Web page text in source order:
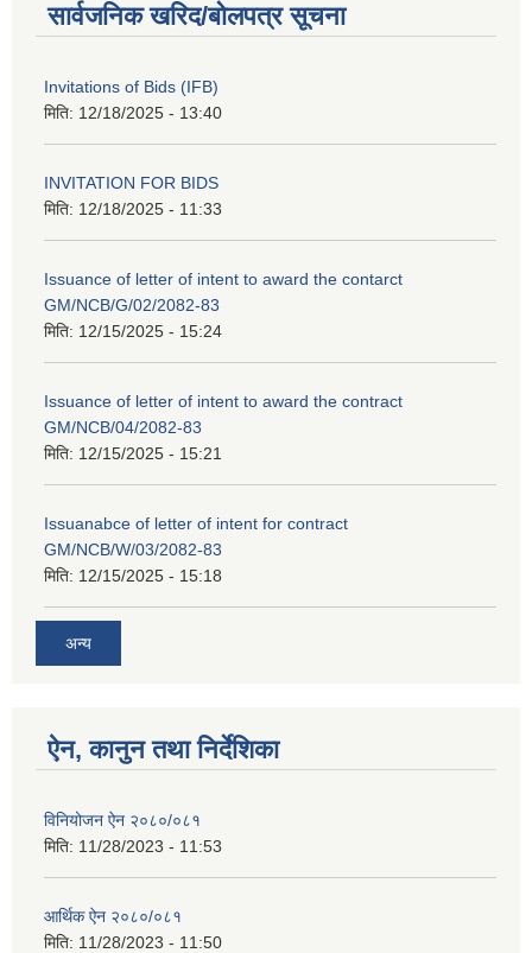
सार्वजनिक खरिद/बोलपत्र सूचना
Invitations of Bids (IFB)
मिति: 12/18/2025 - 13:40
INVITATION FOR BIDS
मिति: 12/18/2025 - 11:33
Issuance of letter of intent to award the contarct
GM/NCB/G/02/2082-83
मिति: 12/15/2025 - 15:24
Issuance of letter of intent to award the contract
GM/NCB/04/2082-83
मिति: 12/15/2025 - 15:21
Issuanabce of letter of intent for contract
GM/NCB/W/03/2082-83
मिति: 12/15/2025 - 15:18
अन्य
ऐन, कानुन तथा निर्देशिका
विनियोजन ऐन २०८०/०८१
मिति: 11/28/2023 - 11:53
आर्थिक ऐन २०८०/०८१
मिति: 11/28/2023 - 11:50